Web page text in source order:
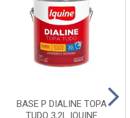
BASE P DIALINE TOPA
TUDO 3,2L IQUINE